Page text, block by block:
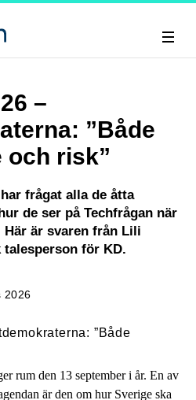
–
”Både
och risk”
frågat alla de åtta
de ser på Techfrågan när
är svaren från Lili
för KD.
2026
rum den 13 september i år. En av
är den om hur Sverige ska